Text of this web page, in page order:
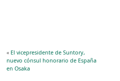
« El vicepresidente de Suntory,
nuevo cónsul honorario de España
en Osaka